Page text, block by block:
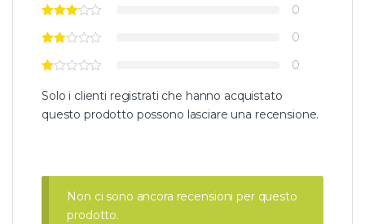
0
0
0
Solo i clienti registrati che hanno acquistato
questo prodotto possono lasciare una recensione.
Non ci sono ancora recensioni per questo
prodotto.